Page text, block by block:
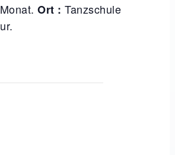
Ort : Tanzschule